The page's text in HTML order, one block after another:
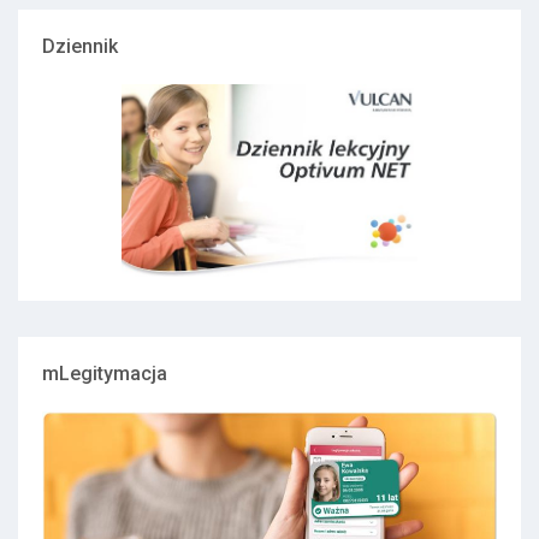
Dziennik
mLegitymacja